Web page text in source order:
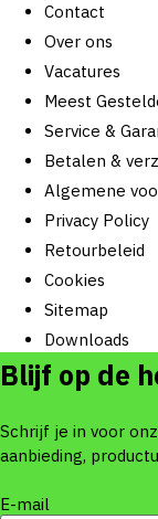
Contact
Over ons
Vacatures
Meest
Service &
Betalen &
Algemene
Privacy Policy
Retourbeleid
Cookies
Sitemap
Downloads
Blijf op de
Schrijf je in voor
aanbieding,
E-mail